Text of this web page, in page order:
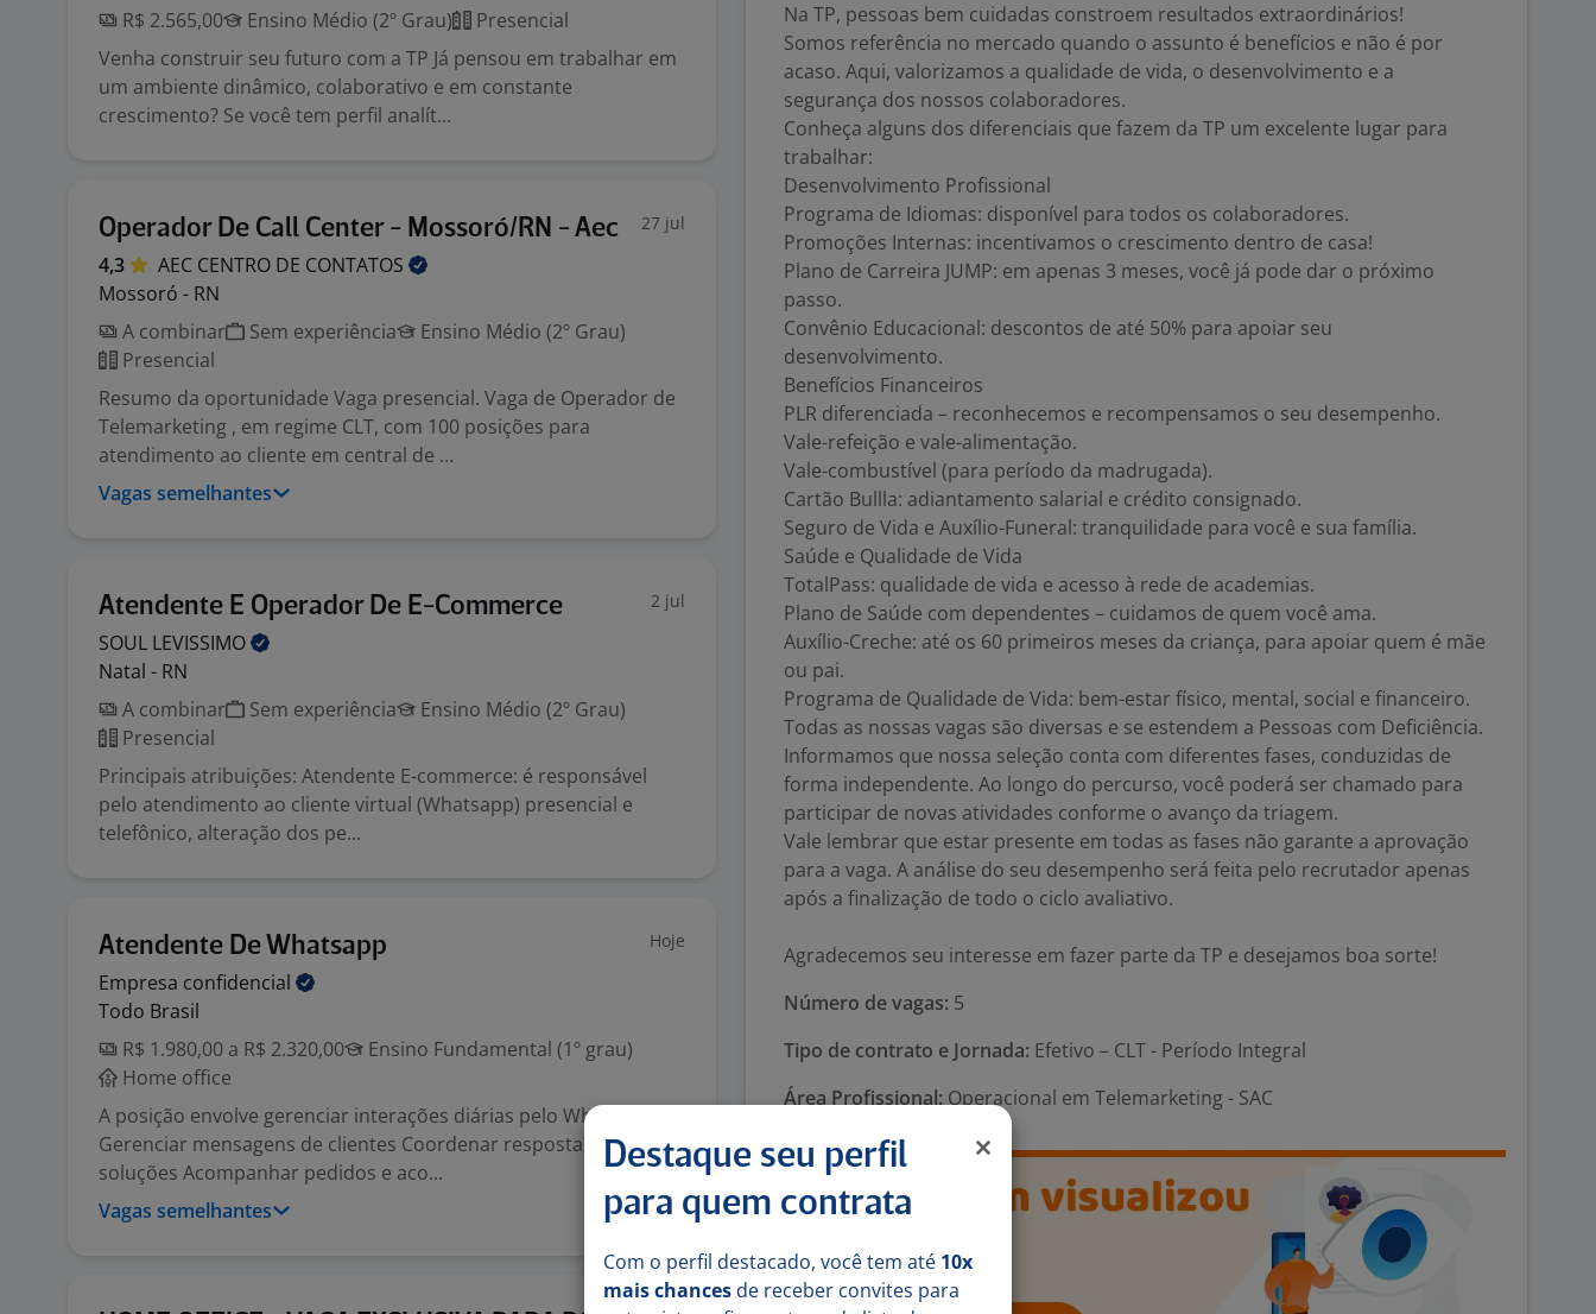
R$ 2.565,00
Ensino Médio (2º Grau)
Presencial
Venha construir seu futuro com a TP Já pensou em trabalhar em
um ambiente dinâmico, colaborativo e em constante
crescimento? Se você tem perfil analít...
Operador De Call Center - Mossoró/RN - Aec 27 jul
4,3 AEC CENTRO DE CONTATOS
Mossoró - RN
A combinar
Sem experiência
Ensino Médio (2º Grau)
Presencial
Resumo da oportunidade Vaga presencial. Vaga de Operador de
Telemarketing , em regime CLT, com 100 posições para
atendimento ao cliente em central de ...
Vagas semelhantes
Atendente E Operador De E-Commerce 2 jul
SOUL LEVISSIMO
Natal - RN
A combinar
Sem experiência
Ensino Médio (2º Grau)
Presencial
Principais atribuições: Atendente E-commerce: é responsável
pelo atendimento ao cliente virtual (Whatsapp) presencial e
telefônico, alteração dos pe...
Atendente De Whatsapp Hoje
Empresa confidencial
Todo Brasil
R$ 1.980,00 a R$ 2.320,00
Ensino Fundamental (1º grau)
Home office
A posição envolve gerenciar interações diárias pelo WhatsApp.
Gerenciar mensagens de clientes Coordenar respostas e
soluções Acompanhar pedidos e aco...
Vagas semelhantes
Na TP, pessoas bem cuidadas constroem resultados extraordinários!
Somos referência no mercado quando o assunto é benefícios e não é por
acaso. Aqui, valorizamos a qualidade de vida, o desenvolvimento e a
segurança dos nossos colaboradores.
Conheça alguns dos diferenciais que fazem da TP um excelente lugar para
trabalhar:
Desenvolvimento Profissional
Programa de Idiomas: disponível para todos os colaboradores.
Promoções Internas: incentivamos o crescimento dentro de casa!
Plano de Carreira JUMP: em apenas 3 meses, você já pode dar o próximo
passo.
Convênio Educacional: descontos de até 50% para apoiar seu
desenvolvimento.
Benefícios Financeiros
PLR diferenciada – reconhecemos e recompensamos o seu desempenho.
Vale-refeição e vale-alimentação.
Vale-combustível (para período da madrugada).
Cartão Bullla: adiantamento salarial e crédito consignado.
Seguro de Vida e Auxílio-Funeral: tranquilidade para você e sua família.
Saúde e Qualidade de Vida
TotalPass: qualidade de vida e acesso à rede de academias.
Plano de Saúde com dependentes – cuidamos de quem você ama.
Auxílio-Creche: até os 60 primeiros meses da criança, para apoiar quem é mãe
ou pai.
Programa de Qualidade de Vida: bem-estar físico, mental, social e financeiro.
Todas as nossas vagas são diversas e se estendem a Pessoas com Deficiência.
Informamos que nossa seleção conta com diferentes fases, conduzidas de
forma independente. Ao longo do percurso, você poderá ser chamado para
participar de novas atividades conforme o avanço da triagem.
Vale lembrar que estar presente em todas as fases não garante a aprovação
para a vaga. A análise do seu desempenho será feita pelo recrutador apenas
após a finalização de todo o ciclo avaliativo.
Agradecemos seu interesse em fazer parte da TP e desejamos boa sorte!
Número de vagas: 5
Tipo de contrato e Jornada: Efetivo – CLT - Período Integral
Área Profissional: Operacional em Telemarketing - SAC
Destaque seu perfil
para quem contrata
Com o perfil destacado, você tem até 10x
mais chances de receber convites para